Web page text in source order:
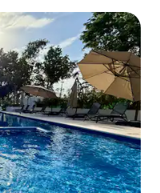
appréciés